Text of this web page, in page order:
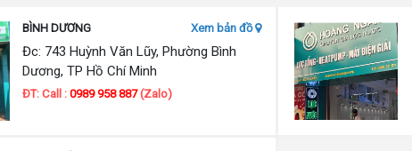
BÌNH DƯƠNG Xem bản đồ
Đc: 743 Huỳnh Văn Lũy, Phường Bình
Dương, TP Hồ Chí Minh
ĐT: Call :0989 958 887(Zalo)